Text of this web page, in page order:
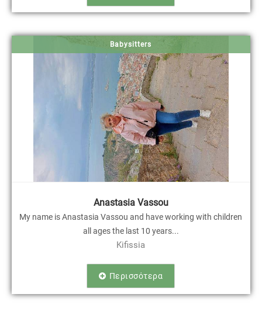
Babysitters
Anastasia Vassou
Μy name is Anastasia Vassou and have working with children
all ages the last 10 years...
Kifissia
Περισσότερα